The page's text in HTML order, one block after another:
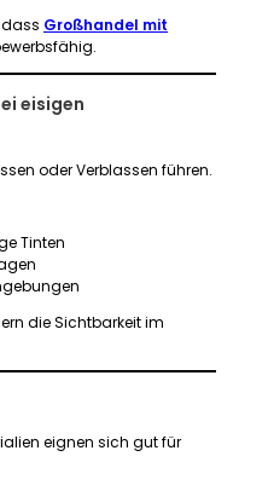
dass Großhandel mit
eisigen
oder Verblassen führen.
Tinten
die Sichtbarkeit im
eignen sich gut für